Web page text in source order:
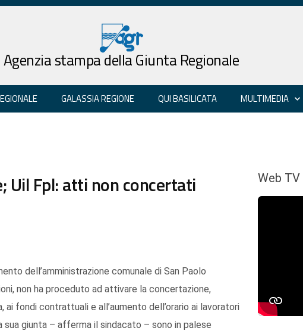
Agenzia stampa della Giunta Regionale
GALASSIA REGIONE QUI BASILICATA MULTIMEDIA
Uil Fpl: atti non concertati
dell’amministrazione comunale di San Paolo
non ha proceduto ad attivare la concertazione,
fondi contrattuali e all’aumento dell’orario ai lavoratori
giunta – afferma il sindacato – sono in palese
Web TV